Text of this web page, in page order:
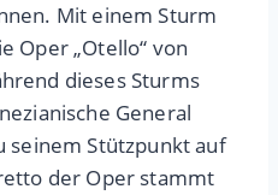
Mit einem Sturm
Oper „Otello“ von
dieses Sturms
General
seinem Stützpunkt auf
der Oper stammt